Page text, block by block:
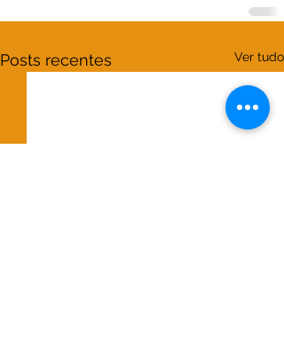
Posts recentes Ver tudo